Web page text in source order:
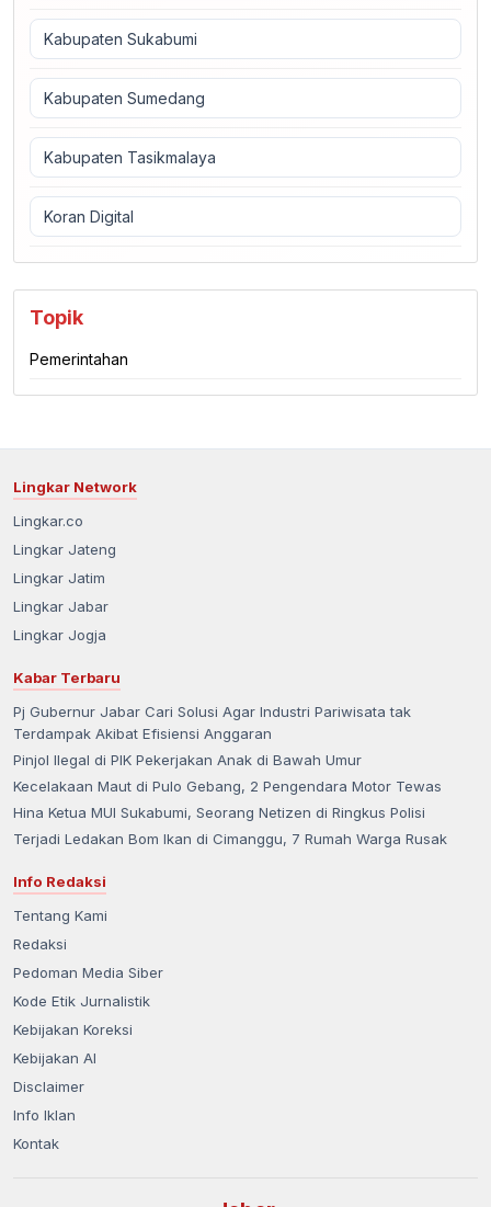
Kabupaten Sukabumi
Kabupaten Sumedang
Kabupaten Tasikmalaya
Koran Digital
Topik
Pemerintahan
Lingkar Network
Lingkar.co
Lingkar Jateng
Lingkar Jatim
Lingkar Jabar
Lingkar Jogja
Kabar Terbaru
Pj Gubernur Jabar Cari Solusi Agar Industri Pariwisata tak
Terdampak Akibat Efisiensi Anggaran
Pinjol Ilegal di PIK Pekerjakan Anak di Bawah Umur
Kecelakaan Maut di Pulo Gebang, 2 Pengendara Motor Tewas
Hina Ketua MUI Sukabumi, Seorang Netizen di Ringkus Polisi
Terjadi Ledakan Bom Ikan di Cimanggu, 7 Rumah Warga Rusak
Info Redaksi
Tentang Kami
Redaksi
Pedoman Media Siber
Kode Etik Jurnalistik
Kebijakan Koreksi
Kebijakan AI
Disclaimer
Info Iklan
Kontak